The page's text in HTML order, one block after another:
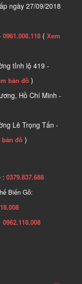
ngày 27/09/2018
0961.008.118 ( Xem
tỉnh lộ 419 -
bản đồ )
Hồ Chí Minh -
Lê Trọng Tấn -
bản đồ )
: 0379.837.688
Biến Gỗ:
0962.118.008